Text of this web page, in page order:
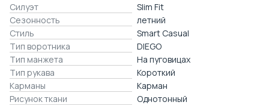
Силуэт
Slim Fit
Сезонность
летний
Стиль
Smart Casual
Тип воротника
DIEGO
Тип манжета
На пуговицах
Тип рукава
Короткий
Карманы
Карман
Рисунок ткани
Однотонный